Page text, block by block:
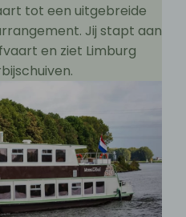
tot een uitgebreide
Jij stapt aan
en ziet Limburg